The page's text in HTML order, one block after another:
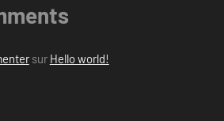
sur Hello world!